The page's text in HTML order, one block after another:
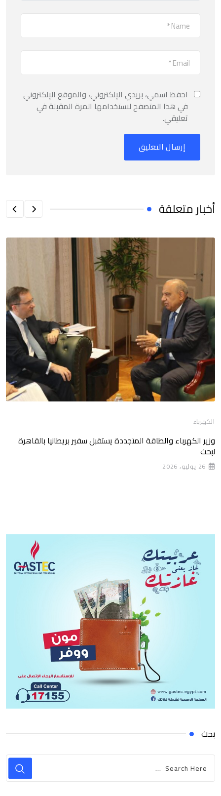
احفظ اسمي، بريدي الإلكتروني، والموقع الإلكتروني
في هذا المتصفح لاستخدامها المرة المقبلة في
تعليقي.
أخبار متعلقة
الكهرباء
وزير الكهرباء والطاقة المتجددة يستقبل سفير بريطانيا بالقاهرة
لبحث
26 يوليو، 2026
بحث